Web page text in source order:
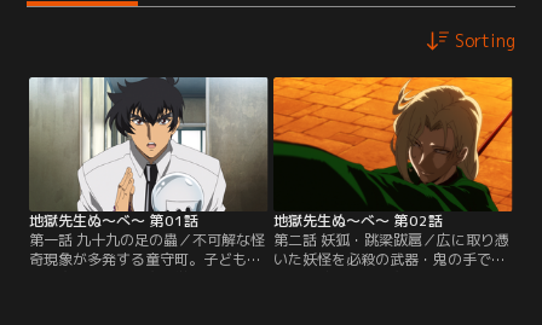
Sorting
地獄先生ぬ～べ～ 第01話
第一話 九十九の足の蟲／不可解な怪
奇現象が多発する童守町。子どもた
地獄先生ぬ～べ～ 第02話
第二話 妖狐・跳梁跋扈／広に取り憑
いた妖怪を必殺の武器・鬼の手で退